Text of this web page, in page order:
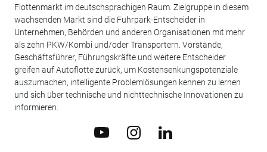
Flottenmarkt im deutschsprachigen Raum. Zielgruppe in diesem
wachsenden Markt sind die Fuhrpark-Entscheider in
Unternehmen, Behörden und anderen Organisationen mit mehr
als zehn PKW/Kombi und/oder Transportern. Vorstände,
Geschäftsführer, Führungskräfte und weitere Entscheider
greifen auf Autoflotte zurück, um Kostensenkungspotenziale
auszumachen, intelligente Problemlösungen kennen zu lernen
und sich über technische und nichttechnische Innovationen zu
informieren.